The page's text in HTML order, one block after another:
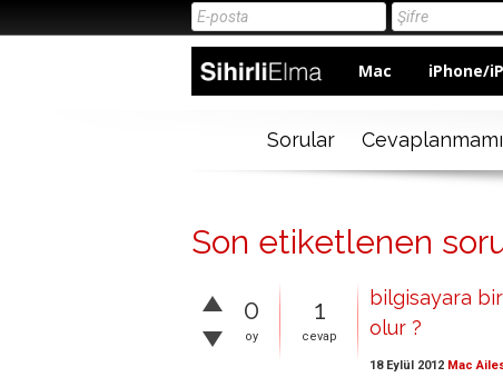
Mac iPhone/
Sorular
Son etiketlenen
0
oy
1
cevap
bilgisayara
olur ?
18 Eylül 2012 Mac